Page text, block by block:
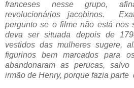
franceses nesse grupo,
revolucionários jacobinos.
pergunto se o filme não está nos
deva ser situada depois de
vestidos das mulheres sugere,
figurinos bem marcados para
abandonaram as perucas,
irmão de Henry, porque fazia parte